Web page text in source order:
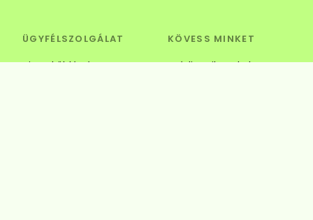
ÜGYFÉLSZOLGÁLAT
Visszaküldés és csere
KÖVESS MINKET
Szédi Butik Webshop